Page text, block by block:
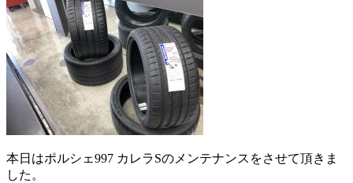
本日はポルシェ997 カレラSのメンテナンスをさせて頂きま
した。